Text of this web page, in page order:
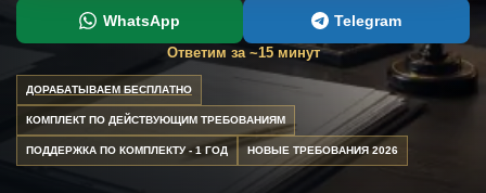
WhatsApp Telegram
Ответим за ~15 минут
ДОРАБАТЫВАЕМ БЕСПЛАТНО
КОМПЛЕКТ ПО ДЕЙСТВУЮЩИМ ТРЕБОВАНИЯМ
ПОДДЕРЖКА ПО КОМПЛЕКТУ - 1 ГОД НОВЫЕ ТРЕБОВАНИЯ 2026